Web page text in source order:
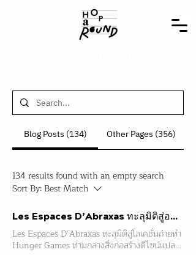
Blog Posts (134) Other Pages (356)
134 results found with an empty search
Sort By: Best Match
Les Espaces D’Abraxas ทะลุมิติสู่อพาร์ทเม้นท์ดีไซน์แปลก ณ ชานเมืองปารีส
Les Espaces D’Abraxas ทะลุมิติสู่โลเคชั่นถ่ายทำ
Hunger Games ท่ามกลางสิ่งก่อสร้างดีไซน์แปลก